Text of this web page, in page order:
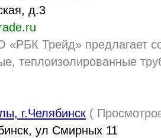
д.3
Трейд» предлагает
теплоизолированные
г.Челябинск (
ул Смирных 11